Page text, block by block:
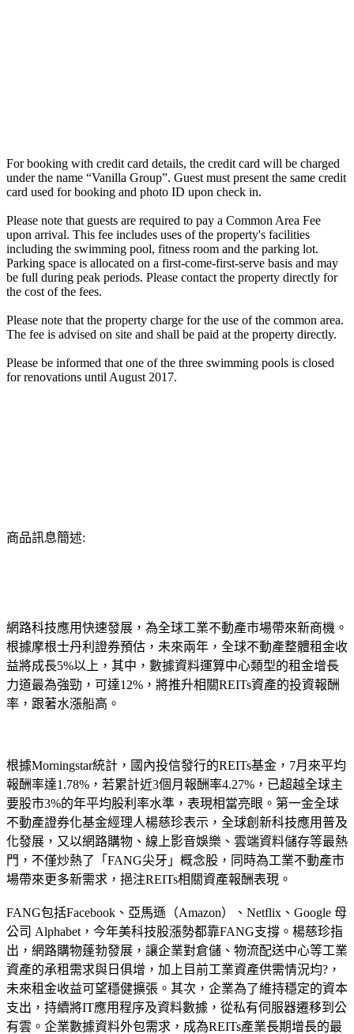
For booking with credit card details, the credit card will be charged
under the name “Vanilla Group”. Guest must present the same credit
card used for booking and photo ID upon check in.
Please note that guests are required to pay a Common Area Fee
upon arrival. This fee includes uses of the property's facilities
including the swimming pool, fitness room and the parking lot.
Parking space is allocated on a first-come-first-serve basis and may
be full during peak periods. Please contact the property directly for
the cost of the fees.
Please note that the property charge for the use of the common area.
The fee is advised on site and shall be paid at the property directly.
Please be informed that one of the three swimming pools is closed
for renovations until August 2017.
商品訊息簡述:
網路科技應用快速發展，為全球工業不動產市場帶來新商機。
根據摩根士丹利證券預估，未來兩年，全球不動產整體租金收
益將成長5%以上，其中，數據資料運算中心類型的租金增長
力道最為強勁，可達12%，將推升相關REITs資產的投資報酬
率，跟著水漲船高。
根據Morningstar統計，國內投信發行的REITs基金，7月來平均
報酬率達1.78%，若累計近3個月報酬率4.27%，已超越全球主
要股市3%的年平均股利率水準，表現相當亮眼。第一金全球
不動產證券化基金經理人楊慈珍表示，全球創新科技應用普及
化發展，又以網路購物、線上影音娛樂、雲端資料儲存等最熱
門，不僅炒熱了「FANG尖牙」概念股，同時為工業不動產市
場帶來更多新需求，挹注REITs相關資產報酬表現。
FANG包括Facebook、亞馬遜（Amazon）、Netflix、Google 母
公司 Alphabet，今年美科技股漲勢都靠FANG支撐。楊慈珍指
出，網路購物蓬勃發展，讓企業對倉儲、物流配送中心等工業
資產的承租需求與日俱增，加上目前工業資產供需情況均?，
未來租金收益可望穩健擴張。其次，企業為了維持穩定的資本
支出，持續將IT應用程序及資料數據，從私有伺服器遷移到公
有雲。企業數據資料外包需求，成為REITs產業長期增長的最